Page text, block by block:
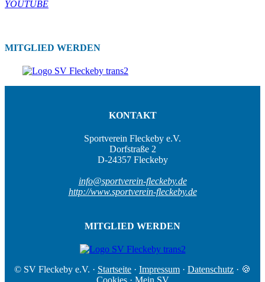
YOUTUBE
MITGLIED WERDEN
KONTAKT
Sportverein Fleckeby e.V.
Dorfstraße 2
D-24357 Fleckeby
info@sportverein-fleckeby.de
http://www.sportverein-fleckeby.de
MITGLIED WERDEN
© SV Fleckeby e.V. · Startseite · Impressum · Datenschutz · 🍪
Cookies · Mein SV